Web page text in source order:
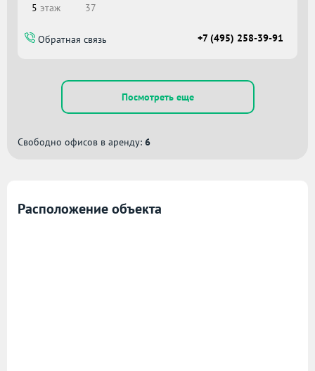
5 этаж 37
Обратная связь +7 (495) 258-39-91
Посмотреть еще
Свободно офисов в аренду: 6
Расположение объекта